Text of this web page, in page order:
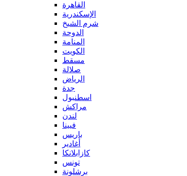
القاهرة
الإسكندرية
شرم الشيخ
الدوحة
المنامة
الكويت
مسقط
صلالة
الرياض
جدة
اسطنبول
مراكش
لندن
فيينا
باريس
أغادير
كازابلانكا
تونس
برشلونة